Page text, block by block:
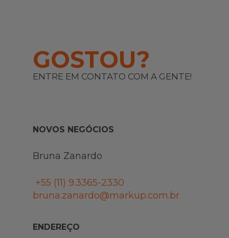
GOSTOU?
ENTRE EM CONTATO COM A GENTE!
NOVOS NEGÓCIOS
Bruna Zanardo
+55 (11) 9.3365-2330
bruna.zanardo@markup.com.br
ENDEREÇO